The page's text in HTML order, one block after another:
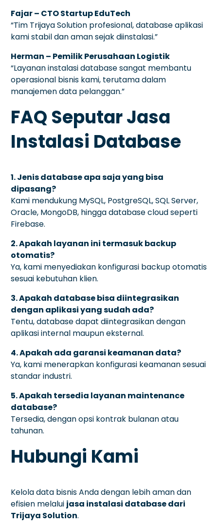
Fajar – CTO Startup EduTech
“Tim Trijaya Solution profesional, database aplikasi
kami stabil dan aman sejak diinstalasi.”
Herman – Pemilik Perusahaan Logistik
“Layanan instalasi database sangat membantu
operasional bisnis kami, terutama dalam
manajemen data pelanggan.”
FAQ Seputar Jasa
Instalasi Database
1. Jenis database apa saja yang bisa
dipasang?
Kami mendukung MySQL, PostgreSQL, SQL Server,
Oracle, MongoDB, hingga database cloud seperti
Firebase.
2. Apakah layanan ini termasuk backup
otomatis?
Ya, kami menyediakan konfigurasi backup otomatis
sesuai kebutuhan klien.
3. Apakah database bisa diintegrasikan
dengan aplikasi yang sudah ada?
Tentu, database dapat diintegrasikan dengan
aplikasi internal maupun eksternal.
4. Apakah ada garansi keamanan data?
Ya, kami menerapkan konfigurasi keamanan sesuai
standar industri.
5. Apakah tersedia layanan maintenance
database?
Tersedia, dengan opsi kontrak bulanan atau
tahunan.
Hubungi Kami
Kelola data bisnis Anda dengan lebih aman dan
efisien melalui jasa instalasi database dari
Trijaya Solution.